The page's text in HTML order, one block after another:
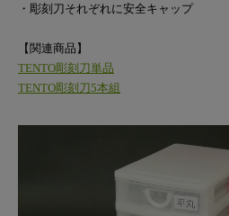
・彫刻刀それぞれに安全キャップ
【関連商品】
TENTO彫刻刀単品
TENTO彫刻刀5本組